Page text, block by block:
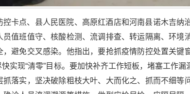
卡点、县人民医院、高原红酒店和河南县诺木吉
值班值守、核酸检测、流调排查、转运隔离、环境
避免交叉感染。他指出，要抢抓疫情防控处置关
实现“清零”目标。要加快补齐工作短板，堵塞工作
落实，坚决破除粗枝大叶、大而化之、抓而不细